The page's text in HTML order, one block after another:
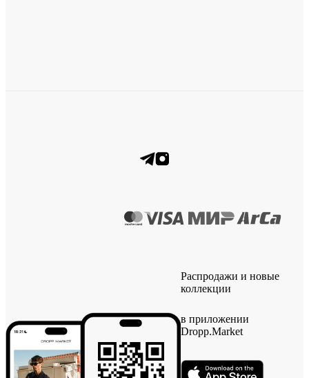
Распродажи и новые
коллекции
в приложении
Dropp.Market